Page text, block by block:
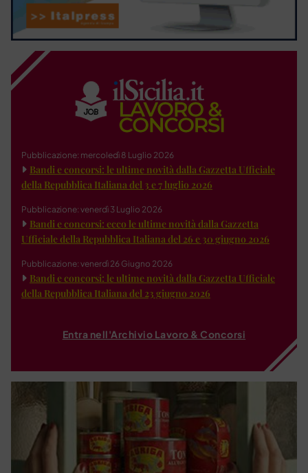
Pubblicazione: mercoledì 8 Luglio 2026
Bandi e concorsi: le ultime novità dalla Gazzetta Ufficiale
della Repubblica Italiana del 3 e 7 luglio 2026
Pubblicazione: venerdì 3 Luglio 2026
Bandi e concorsi: ecco le ultime novità dalla Gazzetta
Ufficiale della Repubblica Italiana del 26 e 30 giugno 2026
Pubblicazione: venerdì 26 Giugno 2026
Bandi e concorsi: le ultime novità dalla Gazzetta Ufficiale
della Repubblica Italiana del 23 giugno 2026
Entra nell'Archivio Lavoro & Concorsi